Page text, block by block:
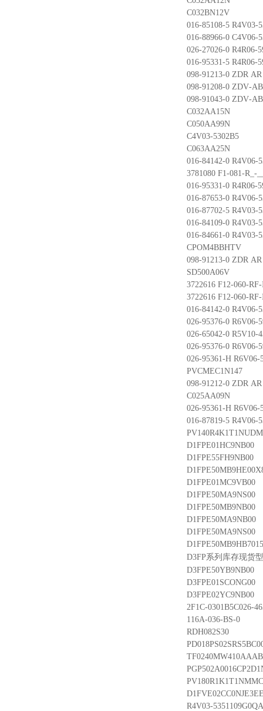
C032BN12V
016-85108-5 R4V03-
016-88966-0 C4V06-
026-27026-0 R4R06-
016-95331-5 R4R06-
098-91213-0 ZDR
098-91208-0 ZDV-
098-91043-0 ZDV-
C032AA15N
C050AA99N
C4V03-5302B5
C063AA25N
016-84142-0 R4V06-
3781080 F1-081-R_-
016-95331-0 R4R06-
016-87653-0 R4V06-
016-87702-5 R4V03-
016-84109-0 R4V03-
016-84661-0 R4V03-
CPOM4BBHTV
098-91213-0 ZDR
SD500A06V
3722616 F12-060-
3722616 F12-060-
016-84142-0 R4V06-
026-95376-0 R6V06-
026-65042-0 R5V10-
026-95376-0 R6V06-
026-95361-H R6V06-
PVCMEC1N147
098-91212-0 ZDR
C025AA09N
026-95361-H R6V06-
016-87819-5 R4V06-
PV140R4K1T1NUDM
D1FPE01HC9NB00
D1FPE55FH9NB00
D1FPE01MC9VB00
D1FPE50MA9NS00
D1FPE50MB9NB00
D1FPE50MA9NB00
D1FPE50MA9NS00
D3FP系列库存现货
D3FPE50YB9NB00
D3FPE01SCONG00
D3FPE02YC9NB00
2F1C-0301B5C026-
116A-036-BS-0
RDH082S30
TF0240MW410AAAB
R4V03-